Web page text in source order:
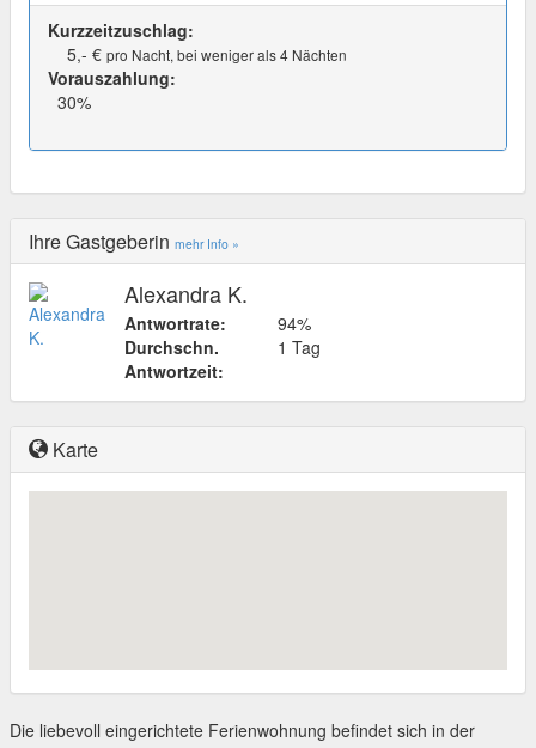
Kurzzeitzuschlag:
5,- € pro Nacht, bei weniger als 4 Nächten
Vorauszahlung:
30%
Ihre Gastgeberin mehr Info »
Alexandra K.
Antwortrate:
94%
Durchschn.
Antwortzeit:
1 Tag
Karte
Die liebevoll eingerichtete Ferienwohnung befindet sich in der